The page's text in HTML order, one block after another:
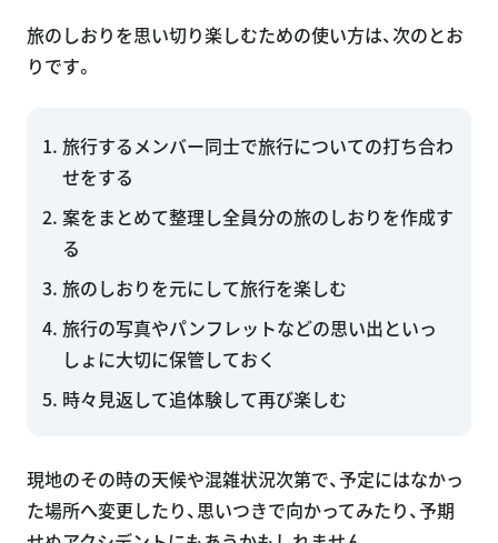
旅のしおりを思い切り楽しむための使い方は、次のとお
りです。
旅行するメンバー同士で旅行についての打ち合わ
せをする
案をまとめて整理し全員分の旅のしおりを作成す
る
旅のしおりを元にして旅行を楽しむ
旅行の写真やパンフレットなどの思い出といっ
しょに大切に保管しておく
時々見返して追体験して再び楽しむ
現地のその時の天候や混雑状況次第で、予定にはなかっ
た場所へ変更したり、思いつきで向かってみたり、予期